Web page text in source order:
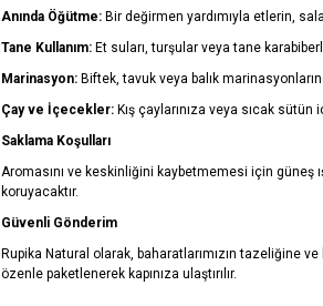
Anında Öğütme: Bir değirmen yardımıyla etlerin,
Tane Kullanım: Et suları, turşular veya tane
Marinasyon: Biftek, tavuk veya balık
Çay ve İçecekler: Kış çaylarınıza veya sıcak
Saklama Koşulları
Aromasını ve keskinliğini kaybetmemesi için güneş
koruyacaktır.
Güvenli Gönderim
Rupika Natural olarak, baharatlarımızın tazeliğine
özenle paketlenerek kapınıza ulaştırılır.